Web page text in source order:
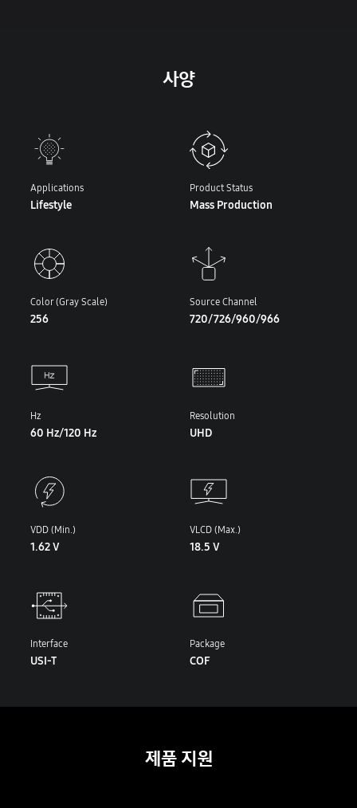
사양
Applications
Lifestyle
Product Status
Mass Production
Color (Gray Scale)
256
Source Channel
720/726/960/966
Hz
60 Hz/120 Hz
Resolution
UHD
VDD (Min.)
1.62 V
VLCD (Max.)
18.5 V
Interface
USI-T
Package
COF
제품 지원